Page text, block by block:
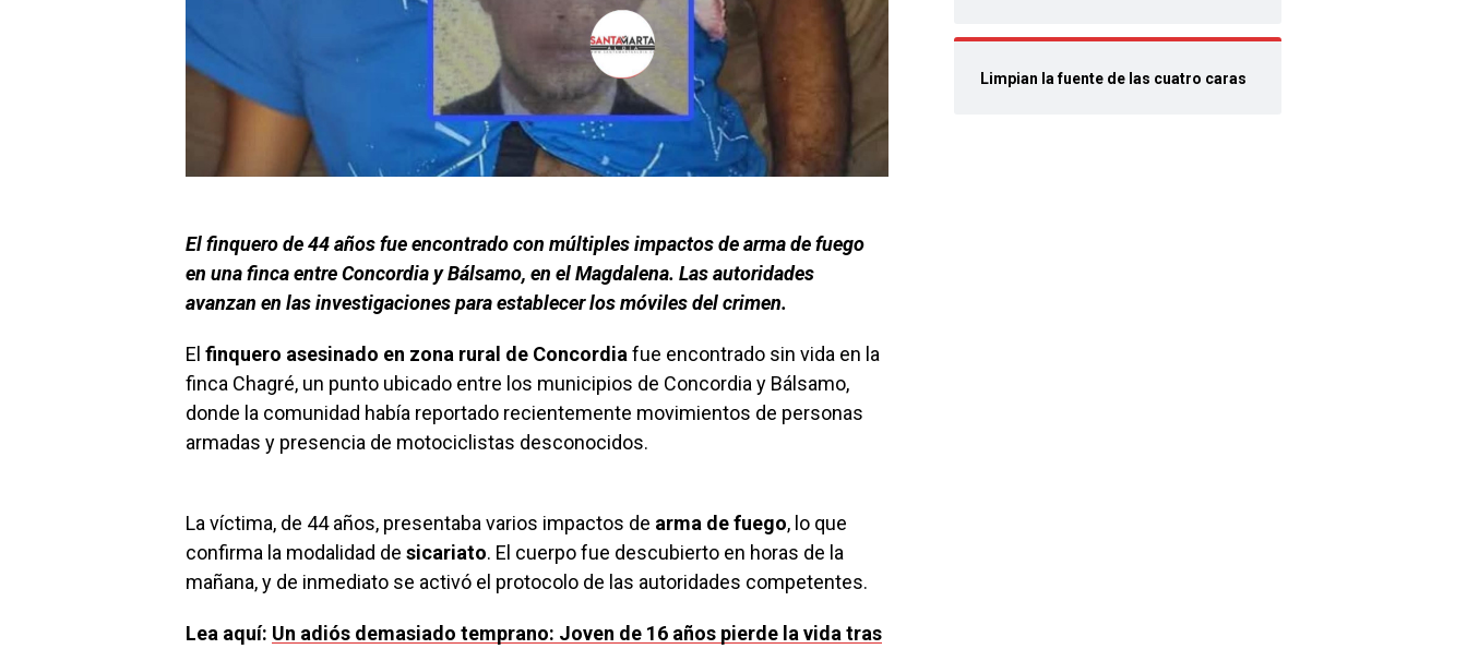
El finquero de 44 años fue encontrado con múltiples impactos de arma de fuego
en una finca entre Concordia y Bálsamo, en el Magdalena. Las autoridades
avanzan en las investigaciones para establecer los móviles del crimen.
El finquero asesinado en zona rural de Concordia fue encontrado sin vida en la
finca Chagré, un punto ubicado entre los municipios de Concordia y Bálsamo,
donde la comunidad había reportado recientemente movimientos de personas
armadas y presencia de motociclistas desconocidos.
La víctima, de 44 años, presentaba varios impactos de arma de fuego, lo que
confirma la modalidad de sicariato. El cuerpo fue descubierto en horas de la
mañana, y de inmediato se activó el protocolo de las autoridades competentes.
Lea aquí: Un adiós demasiado temprano: Joven de 16 años pierde la vida tras
Limpian la fuente de las cuatro caras